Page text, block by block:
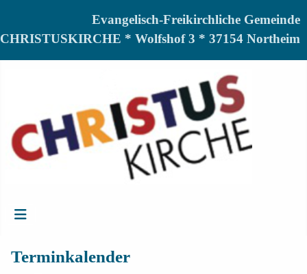
Evangelisch-Freikirchliche Gemeinde
CHRISTUSKIRCHE * Wolfshof 3 * 37154 Northeim
Terminkalender